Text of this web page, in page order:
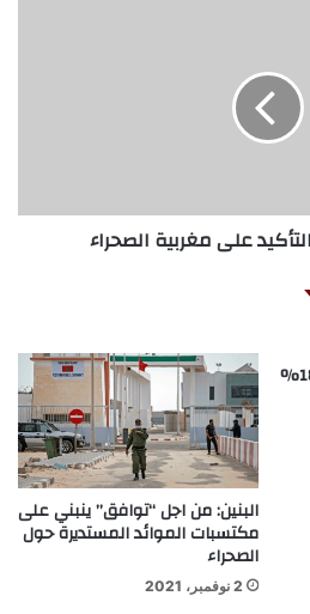
على مغربية الصحراء
البنين: من اجل “توافق” ينبني على
مكتسبات الموائد المستديرة حول
الصحراء
2 نوفمبر، 2021